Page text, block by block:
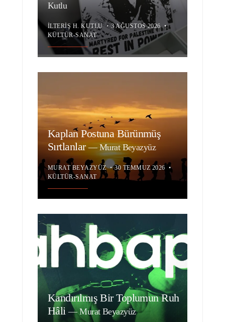
Kutlu
İLTERIŞ H. KUTLU • 3 AĞUSTOS 2026 •
KÜLTÜR-SANAT
Kaplan Postuna Bürünmüş
Sırtlanlar—Murat Beyazyüz
MURAT BEYAZYÜZ • 30 TEMMUZ 2026 •
KÜLTÜR-SANAT
Kandırılmış Bir Toplumun Ruh
Hâli—Murat Beyazyüz